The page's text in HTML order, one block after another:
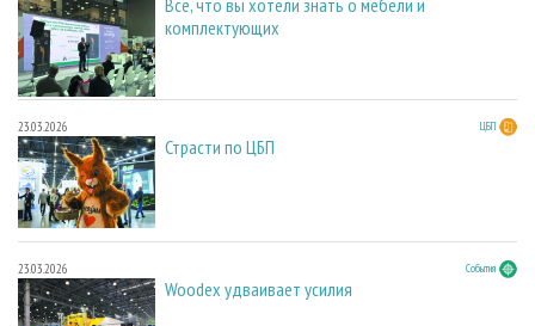
комплектующих
23.03.2026 ЦБП
Страсти по ЦБП
23.03.2026 События
Woodex удваивает усилия